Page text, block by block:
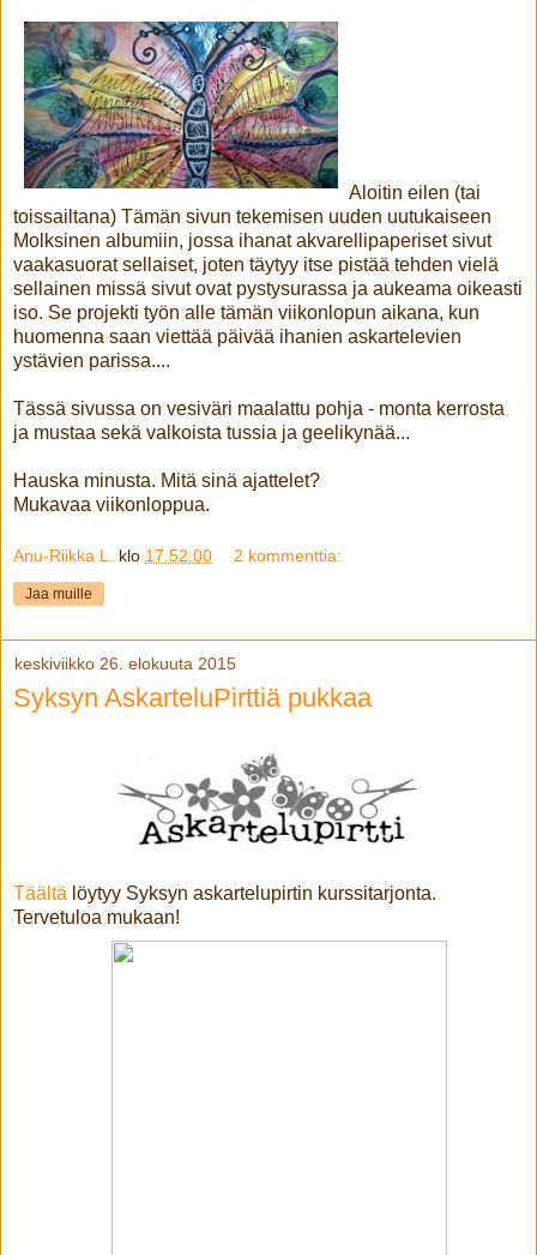
Aloitin eilen (tai
toissailtana) Tämän sivun tekemisen uuden uutukaiseen
Molksinen albumiin, jossa ihanat akvarellipaperiset sivut
vaakasuorat sellaiset, joten täytyy itse pistää tehden vielä
sellainen missä sivut ovat pystysurassa ja aukeama oikeasti
iso. Se projekti työn alle tämän viikonlopun aikana, kun
huomenna saan viettää päivää ihanien askartelevien
ystävien parissa....
Tässä sivussa on vesiväri maalattu pohja - monta kerrosta
ja mustaa sekä valkoista tussia ja geelikynää...
Hauska minusta. Mitä sinä ajattelet?
Mukavaa viikonloppua.
Anu-Riikka L. klo 17.52.00 2 kommenttia:
Jaa muille
keskiviikko 26. elokuuta 2015
Syksyn AskarteluPirttiä pukkaa
Täältä löytyy Syksyn askartelupirtin kurssitarjonta.
Tervetuloa mukaan!